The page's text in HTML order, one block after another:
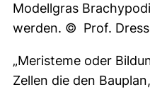
Modellgras
werden. © Prof.
„Meristeme oder
Zellen die den